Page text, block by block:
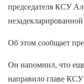
председателя КСУ
Об этом сообщает
Он напомнил, что
направило главе КСУ